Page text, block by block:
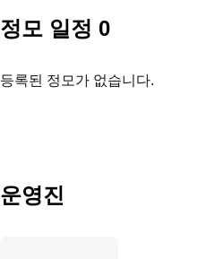
정모 일정 0
등록된 정모가 없습니다.
운영진